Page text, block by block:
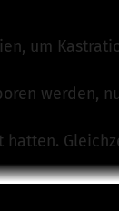
um
werden,
hatten.
leben derzeit